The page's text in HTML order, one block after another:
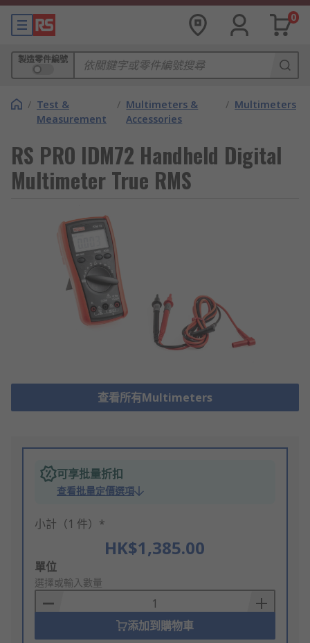
0
製造零件編號
/ Test &
Measurement
/ Multimeters &
Accessories
/ Multimeters
RS PRO IDM72 Handheld Digital
Multimeter True RMS
查看所有Multimeters
可享批量折扣
查看批量定價選項
小計（1 件）*
HK$1,385.00
Add
to
Basket
單位
選擇或輸入數量
添加到購物車